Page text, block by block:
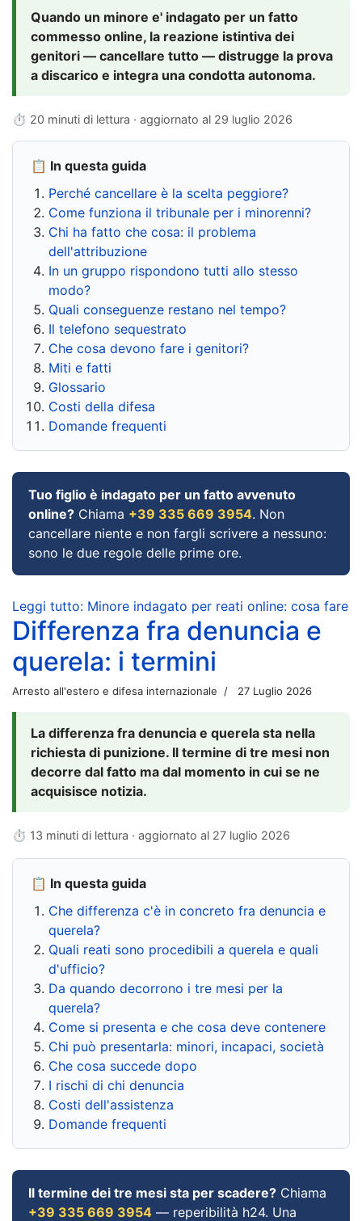
Quando un minore e' indagato per un fatto
commesso online, la reazione istintiva dei
genitori — cancellare tutto — distrugge la prova
a discarico e integra una condotta autonoma.
⏱ 20 minuti di lettura · aggiornato al 29 luglio 2026
📋 In questa guida
Perché cancellare è la scelta peggiore?
Come funziona il tribunale per i minorenni?
Chi ha fatto che cosa: il problema
dell'attribuzione
In un gruppo rispondono tutti allo stesso
modo?
Quali conseguenze restano nel tempo?
Il telefono sequestrato
Che cosa devono fare i genitori?
Miti e fatti
Glossario
Costi della difesa
Domande frequenti
Tuo figlio è indagato per un fatto avvenuto
online? Chiama +39 335 669 3954. Non
cancellare niente e non fargli scrivere a nessuno:
sono le due regole delle prime ore.
Leggi tutto: Minore indagato per reati online: cosa fare
Differenza fra denuncia e
querela: i termini
Arresto all'estero e difesa internazionale 27 Luglio 2026
La differenza fra denuncia e querela sta nella
richiesta di punizione. Il termine di tre mesi non
decorre dal fatto ma dal momento in cui se ne
acquisisce notizia.
⏱ 13 minuti di lettura · aggiornato al 27 luglio 2026
📋 In questa guida
Che differenza c'è in concreto fra denuncia e
querela?
Quali reati sono procedibili a querela e quali
d'ufficio?
Da quando decorrono i tre mesi per la
querela?
Come si presenta e che cosa deve contenere
Chi può presentarla: minori, incapaci, società
Che cosa succede dopo
I rischi di chi denuncia
Costi dell'assistenza
Domande frequenti
Il termine dei tre mesi sta per scadere? Chiama
+39 335 669 3954 — reperibilità h24. Una